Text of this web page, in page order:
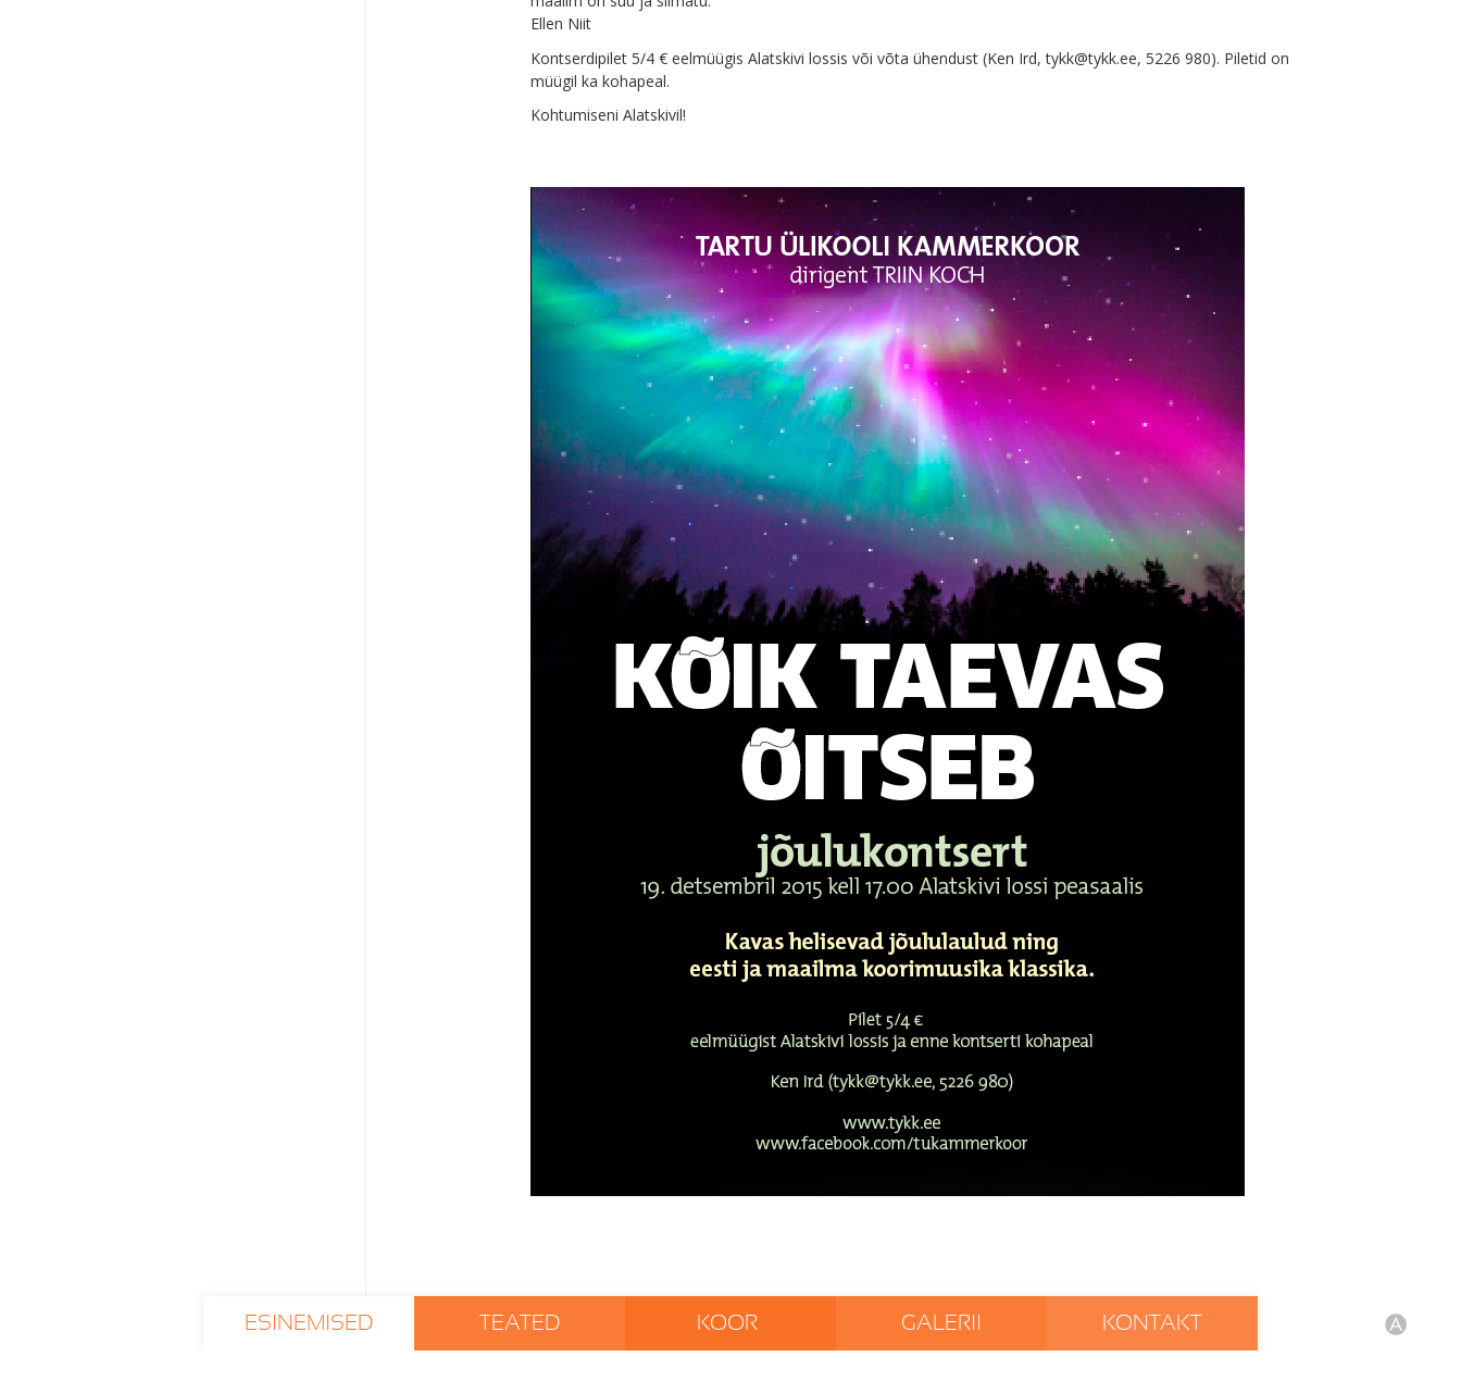
ESINEMISED TEATED KOOR GALERII KONTAKT
Ellen Niit
Kontserdipilet 5/4 € eelmüügis Alatskivi lossis või võta ühendust (Ken Ird, tykk@tykk.ee, 5226 980). Piletid on
müügil ka kohapeal.
Kohtumiseni Alatskivil!